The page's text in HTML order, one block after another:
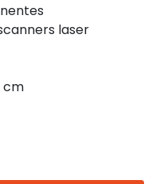
laser
cm